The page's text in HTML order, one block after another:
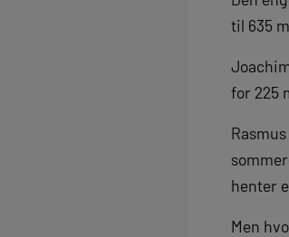
til 635
for 225
henter
Men